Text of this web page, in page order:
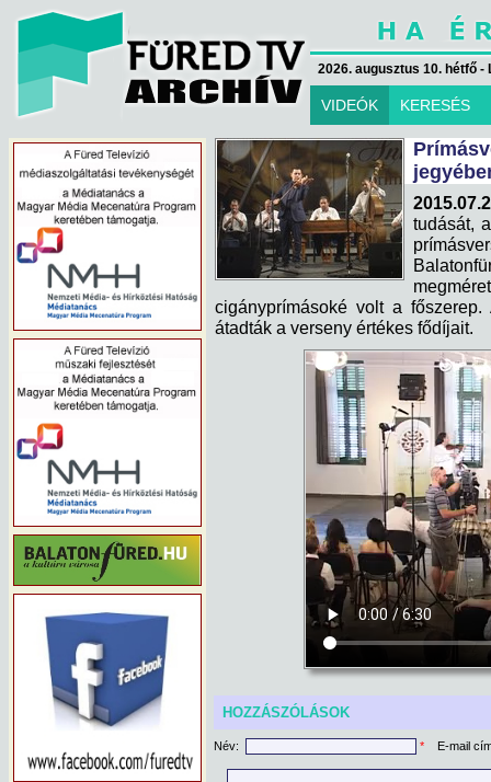
2026. augusztus 10. hétfő -
VIDEÓK KERESÉS
tudását,
cigányprímásoké volt a
átadták a verseny értékes fődíjait.
HOZZÁSZÓLÁSOK
Név: * E-mail